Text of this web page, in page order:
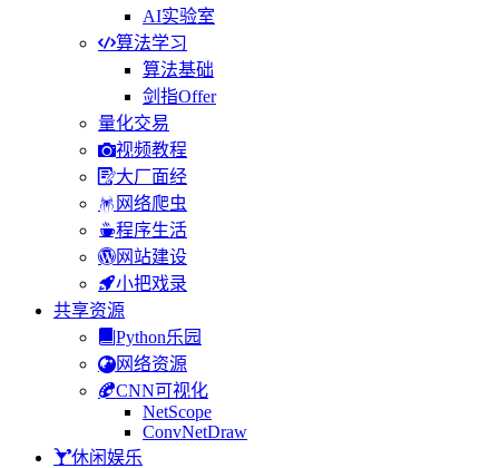
AI实验室
算法学习
算法基础
剑指Offer
量化交易
视频教程
大厂面经
网络爬虫
程序生活
网站建设
小把戏录
共享资源
Python乐园
网络资源
CNN可视化
NetScope
ConvNetDraw
休闲娱乐